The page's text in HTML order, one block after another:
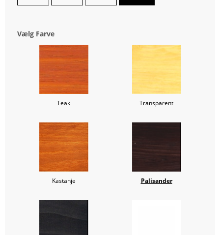
Vælg Farve
Teak Transparent
Kastanje Palisander